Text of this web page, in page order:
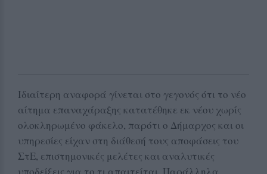
Ιδιαίτερη αναφορά γίνεται στο γεγονός ότι το νέο
αίτημα επαναχάραξης κατατέθηκε εκ νέου χωρίς
ολοκληρωμένο φάκελο, παρότι ο Δήμαρχος και οι
υπηρεσίες είχαν στη διάθεσή τους αποφάσεις του
ΣτΕ, επιστημονικές μελέτες και αναλυτικές
υποδείξεις για το τι απαιτείται. Παράλληλα,